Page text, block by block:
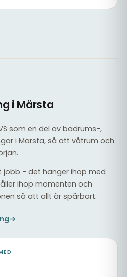
i Märsta
som en del av badrums-,
i Märsta, så att våtrum och
jobb - det hänger ihop med
ihop momenten och
så att allt är spårbart.
→